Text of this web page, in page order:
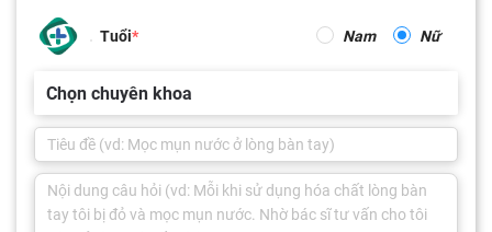
Tuổi Nam Nữ
Chọn chuyên khoa